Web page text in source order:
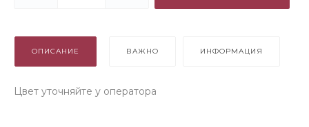
ОПИСАНИЕ ВАЖНО ИНФОРМАЦИЯ
Цвет уточняйте у оператора